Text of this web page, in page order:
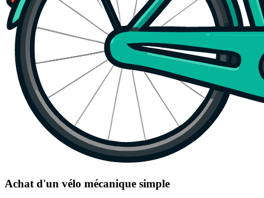
Achat d'un vélo mécanique simple